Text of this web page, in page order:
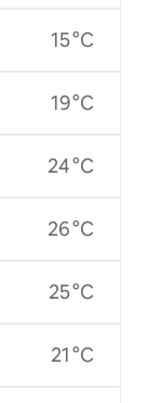
15 °C
19 °C
24 °C
26 °C
25 °C
21 °C